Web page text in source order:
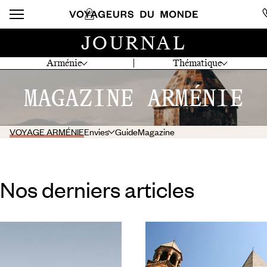
Arménie Thématique
JOURNAL
MAGAZINE ARMÉNIE
VOYAGE ARMÉNIEEnvies GuideMagazine
Nos derniers articles